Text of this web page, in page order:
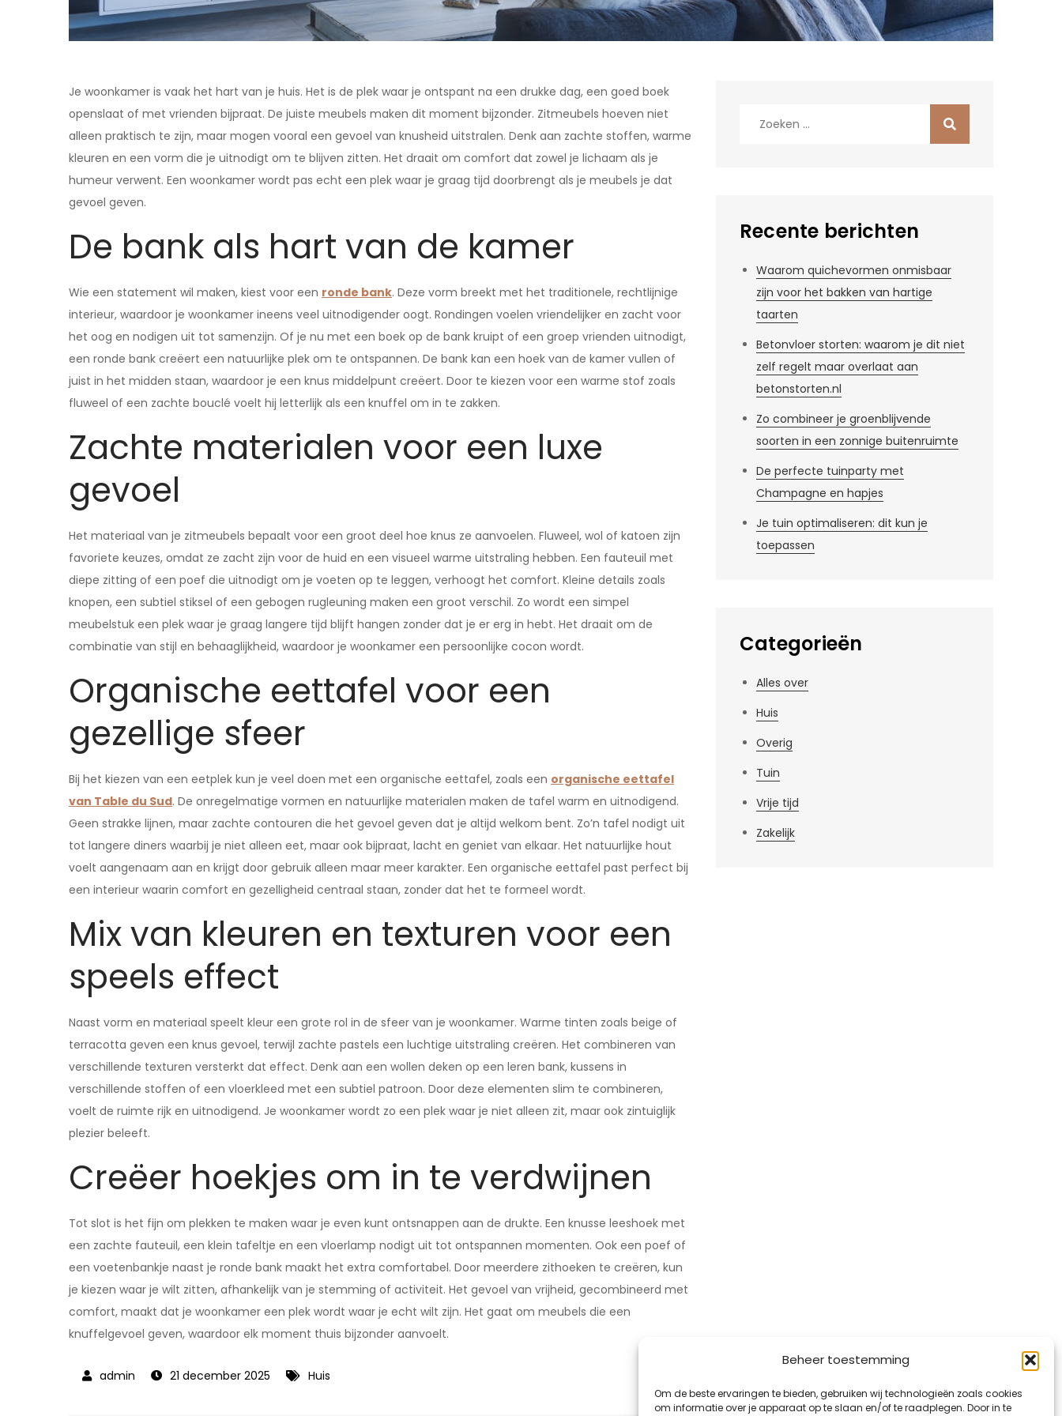
Beheer toestemming
Om de beste ervaringen te bieden, gebruiken wij technologieën zoals cookies
om informatie over je apparaat op te slaan en/of te raadplegen. Door in te
Je woonkamer is vaak het hart van je huis. Het is de plek waar je ontspant na een drukke dag, een goed boek
openslaat of met vrienden bijpraat. De juiste meubels maken dit moment bijzonder. Zitmeubels hoeven niet
alleen praktisch te zijn, maar mogen vooral een gevoel van knusheid uitstralen. Denk aan zachte stoffen, warme
kleuren en een vorm die je uitnodigt om te blijven zitten. Het draait om comfort dat zowel je lichaam als je
humeur verwent. Een woonkamer wordt pas echt een plek waar je graag tijd doorbrengt als je meubels je dat
gevoel geven.
De bank als hart van de kamer
Wie een statement wil maken, kiest voor een ronde bank. Deze vorm breekt met het traditionele, rechtlijnige
interieur, waardoor je woonkamer ineens veel uitnodigender oogt. Rondingen voelen vriendelijker en zacht voor
het oog en nodigen uit tot samenzijn. Of je nu met een boek op de bank kruipt of een groep vrienden uitnodigt,
een ronde bank creëert een natuurlijke plek om te ontspannen. De bank kan een hoek van de kamer vullen of
juist in het midden staan, waardoor je een knus middelpunt creëert. Door te kiezen voor een warme stof zoals
fluweel of een zachte bouclé voelt hij letterlijk als een knuffel om in te zakken.
Zachte materialen voor een luxe
gevoel
Het materiaal van je zitmeubels bepaalt voor een groot deel hoe knus ze aanvoelen. Fluweel, wol of katoen zijn
favoriete keuzes, omdat ze zacht zijn voor de huid en een visueel warme uitstraling hebben. Een fauteuil met
diepe zitting of een poef die uitnodigt om je voeten op te leggen, verhoogt het comfort. Kleine details zoals
knopen, een subtiel stiksel of een gebogen rugleuning maken een groot verschil. Zo wordt een simpel
meubelstuk een plek waar je graag langere tijd blijft hangen zonder dat je er erg in hebt. Het draait om de
combinatie van stijl en behaaglijkheid, waardoor je woonkamer een persoonlijke cocon wordt.
Organische eettafel voor een
gezellige sfeer
Bij het kiezen van een eetplek kun je veel doen met een organische eettafel, zoals een organische eettafel
van Table du Sud. De onregelmatige vormen en natuurlijke materialen maken de tafel warm en uitnodigend.
Geen strakke lijnen, maar zachte contouren die het gevoel geven dat je altijd welkom bent. Zo’n tafel nodigt uit
tot langere diners waarbij je niet alleen eet, maar ook bijpraat, lacht en geniet van elkaar. Het natuurlijke hout
voelt aangenaam aan en krijgt door gebruik alleen maar meer karakter. Een organische eettafel past perfect bij
een interieur waarin comfort en gezelligheid centraal staan, zonder dat het te formeel wordt.
Mix van kleuren en texturen voor een
speels effect
Naast vorm en materiaal speelt kleur een grote rol in de sfeer van je woonkamer. Warme tinten zoals beige of
terracotta geven een knus gevoel, terwijl zachte pastels een luchtige uitstraling creëren. Het combineren van
verschillende texturen versterkt dat effect. Denk aan een wollen deken op een leren bank, kussens in
verschillende stoffen of een vloerkleed met een subtiel patroon. Door deze elementen slim te combineren,
voelt de ruimte rijk en uitnodigend. Je woonkamer wordt zo een plek waar je niet alleen zit, maar ook zintuiglijk
plezier beleeft.
Creëer hoekjes om in te verdwijnen
Tot slot is het fijn om plekken te maken waar je even kunt ontsnappen aan de drukte. Een knusse leeshoek met
een zachte fauteuil, een klein tafeltje en een vloerlamp nodigt uit tot ontspannen momenten. Ook een poef of
een voetenbankje naast je ronde bank maakt het extra comfortabel. Door meerdere zithoeken te creëren, kun
je kiezen waar je wilt zitten, afhankelijk van je stemming of activiteit. Het gevoel van vrijheid, gecombineerd met
comfort, maakt dat je woonkamer een plek wordt waar je echt wilt zijn. Het gaat om meubels die een
knuffelgevoel geven, waardoor elk moment thuis bijzonder aanvoelt.
21 december 2025 Huis
Recente berichten
Waarom quichevormen onmisbaar
zijn voor het bakken van hartige
taarten
Betonvloer storten: waarom je dit niet
zelf regelt maar overlaat aan
betonstorten.nl
Zo combineer je groenblijvende
soorten in een zonnige buitenruimte
De perfecte tuinparty met
Champagne en hapjes
Je tuin optimaliseren: dit kun je
toepassen
Categorieën
Alles over
Huis
Overig
Tuin
Vrije tijd
Zakelijk